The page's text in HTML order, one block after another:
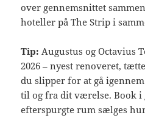
over gennemsnittet
hoteller på The Strip i
Tip:Augustus og Octavius
2026 – nyest renoveret,
du slipper for at gå
til og fra dit værelse. Book i
efterspurgte rum sælges